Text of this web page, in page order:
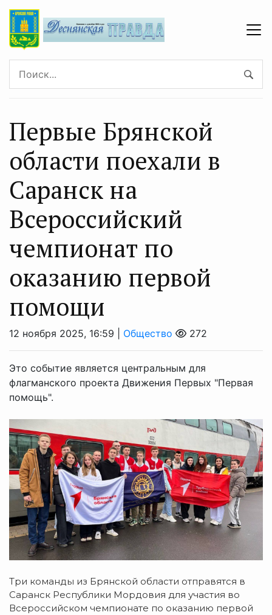
Первые Брянской
области поехали в
Саранск на
Всероссийский
чемпионат по
оказанию первой
помощи
12 ноября 2025, 16:59 | Общество 272
Это событие является центральным для
флагманского проекта Движения Первых "Первая
помощь".
Три команды из Брянской области отправятся в
Саранск Республики Мордовия для участия во
Всероссийском чемпионате по оказанию первой